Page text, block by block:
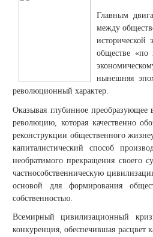
Главным
между
обществе «по
нынешняя
революционный характер.
Оказывая глубинное
революцию, которая качественно
реконструкции общественного
капиталистический способ
необратимого прекращения своего
частнособственническую
основой для формирования
собственностью.
Всемирный цивилизационный
конкуренция, обеспечившая расцвет